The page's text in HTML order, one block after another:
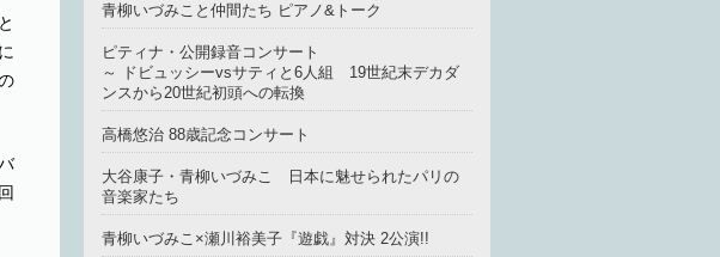
青柳いづみこと仲間たち ピアノ&トーク
ピティナ・公開録音コンサート
～ ドビュッシーvsサティと6人組 19世紀末デカダ
ンスから20世紀初頭への転換
高橋悠治 88歳記念コンサート
大谷康子・青柳いづみこ 日本に魅せられたパリの
音楽家たち
青柳いづみこ×瀬川裕美子『遊戯』対決 2公演!!